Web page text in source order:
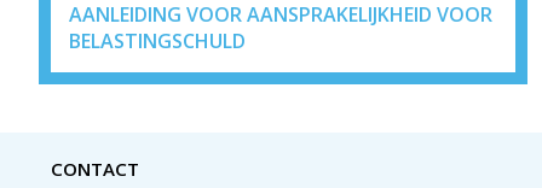
AANLEIDING VOOR AANSPRAKELIJKHEID VOOR
BELASTINGSCHULD
CONTACT